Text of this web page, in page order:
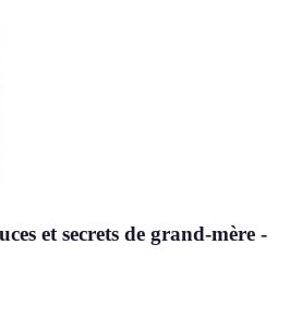
et secrets de grand-mère -